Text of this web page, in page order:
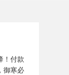
！付款
御寒必